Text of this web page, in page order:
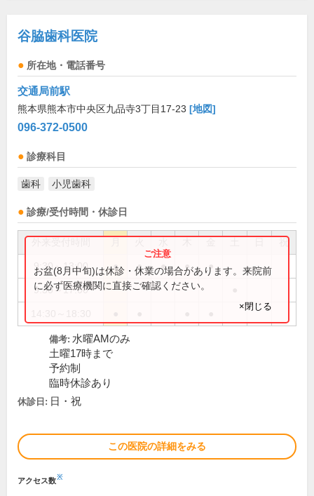
谷脇歯科医院
所在地・電話番号
交通局前駅
熊本県熊本市中央区九品寺3丁目17-23 [地図]
096-372-0500
診療科目
歯科 小児歯科
診療/受付時間・休診日
祝
9:30～13:00 ● ● ● ● ●
9:30～17:00
お盆(8月中旬)は休診・休業の場合があります。来院前
に必ず医療機関に直接ご確認ください。
×閉じる
備考: 水曜AMのみ
土曜17時まで
予約制
臨時休診あり
休診日: 日・祝
この医院の詳細をみる
アクセス数※